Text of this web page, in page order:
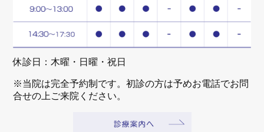
休診日：木曜・日曜・祝日
※当院は完全予約制です。初診の方は予めお電話でお問
合せの上ご来院ください。